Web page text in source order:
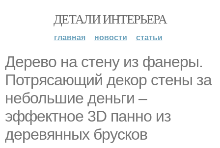
ДЕТАЛИ ИНТЕРЬЕРА
главная новости статьи
Дерево на стену из фанеры.
Потрясающий декор стены за
небольшие деньги –
эффектное 3D панно из
деревянных брусков